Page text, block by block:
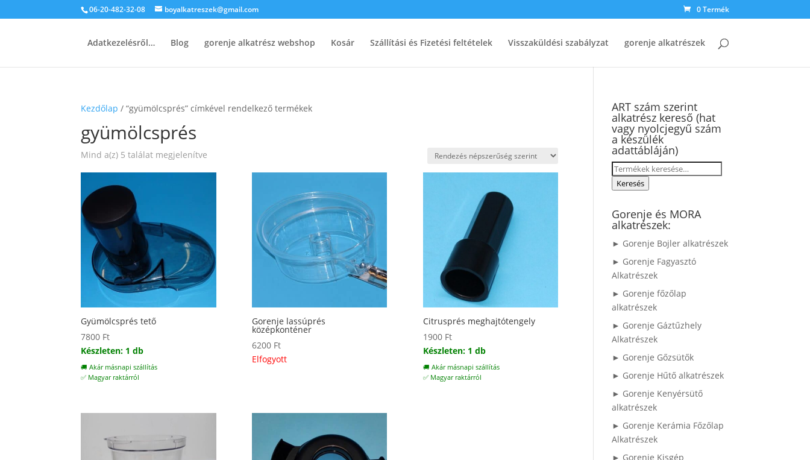
06-20-482-32-08 boyalkatreszek@gmail.com 0 Termék
Adatkezelésről… Blog gorenje alkatrész webshop Kosár Szállítási és Fizetési feltételek Visszaküldési szabályzat gorenje alkatrészek
Kezdőlap / “gyümölcsprés” címkével rendelkező termékek
gyümölcsprés
Mind a(z) 5 találat megjelenítve
Gyümölcsprés tető
7800 Ft
Készleten: 1 db
🚚 Akár másnapi szállítás
✅ Magyar raktárról
Gorenje lassúprés
középkonténer
6200 Ft
Elfogyott
Citrusprés meghajtótengely
1900 Ft
Készleten: 1 db
🚚 Akár másnapi szállítás
✅ Magyar raktárról
ART szám szerint
alkatrész kereső (hat
vagy nyolcjegyű szám
a készülék
adattábláján)
Keresés
a Keresés
Gorenje és MORA
alkatrészek:
► Gorenje Bojler alkatrészek
► Gorenje Fagyasztó
Alkatrészek
► Gorenje főzőlap
alkatrészek
► Gorenje Gáztűzhely
Alkatrészek
► Gorenje Gőzsütők
► Gorenje Hűtő alkatrészek
► Gorenje Kenyérsütő
alkatrészek
► Gorenje Kerámia Főzőlap
Alkatrészek
► Gorenje Kisgép